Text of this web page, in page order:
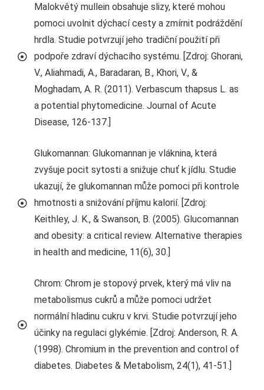
Malokvětý mullein obsahuje slizy, které mohou
pomoci uvolnit dýchací cesty a zmírnit podráždění
hrdla. Studie potvrzují jeho tradiční použití při
podpoře zdraví dýchacího systému. [Zdroj: Ghorani,
V., Aliahmadi, A., Baradaran, B., Khori, V., &
Moghadam, A. R. (2011). Verbascum thapsus L. as
a potential phytomedicine. Journal of Acute
Disease, 126-137.]
Glukomannan: Glukomannan je vláknina, která
zvyšuje pocit sytosti a snižuje chuť k jídlu. Studie
ukazují, že glukomannan může pomoci při kontrole
hmotnosti a snižování příjmu kalorií. [Zdroj:
Keithley, J. K., & Swanson, B. (2005). Glucomannan
and obesity: a critical review. Alternative therapies
in health and medicine, 11(6), 30.]
Chrom: Chrom je stopový prvek, který má vliv na
metabolismus cukrů a může pomoci udržet
normální hladinu cukru v krvi. Studie potvrzují jeho
účinky na regulaci glykémie. [Zdroj: Anderson, R. A.
(1998). Chromium in the prevention and control of
diabetes. Diabetes & Metabolism, 24(1), 41-51.]